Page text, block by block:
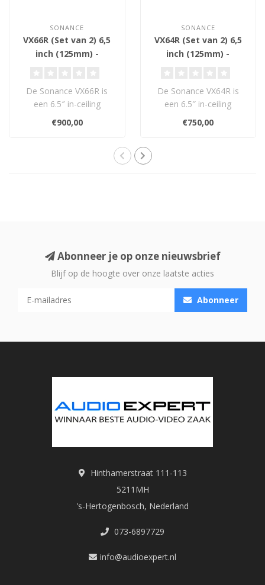
SONANCE
VX66R (Set van 2) 6,5
inch (125mm) -
De Sonance VX66R is
een 6.5″ in-ceiling
luidspreker met
keramische tweeter en ..
€900,00
SONANCE
VX64R (Set van 2) 6,5
inch (125mm) -
De Sonance VX64R is
een 6.5″ in-ceiling
luidspreker met
keramische tweeter en ..
€750,00
Abonneer je op onze nieuwsbrief
Blijf op de hoogte over onze laatste acties
Abonneer
Hinthamerstraat 111-113
5211MH
's-Hertogenbosch, Nederland
073-6897729
info@audioexpert.nl